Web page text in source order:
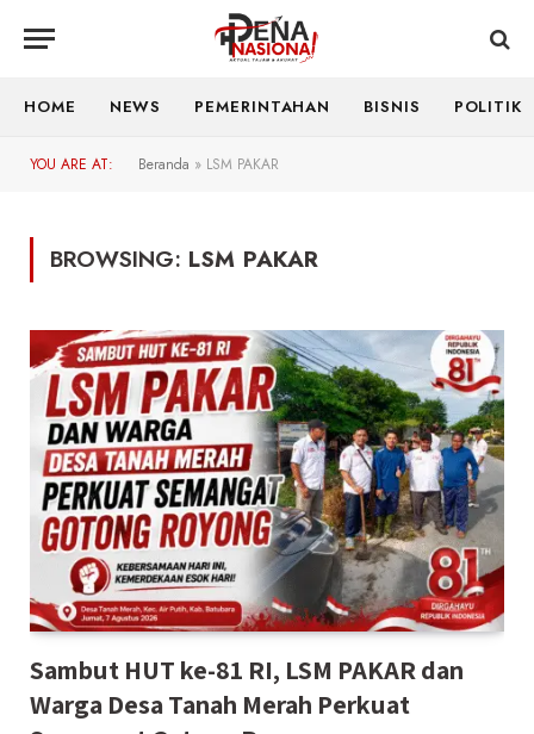
HOME NEWS PEMERINTAHAN BISNIS POLITIK
YOU ARE AT: Beranda » LSM PAKAR
BROWSING: LSM PAKAR
Sambut HUT ke-81 RI, LSM PAKAR dan
Warga Desa Tanah Merah Perkuat